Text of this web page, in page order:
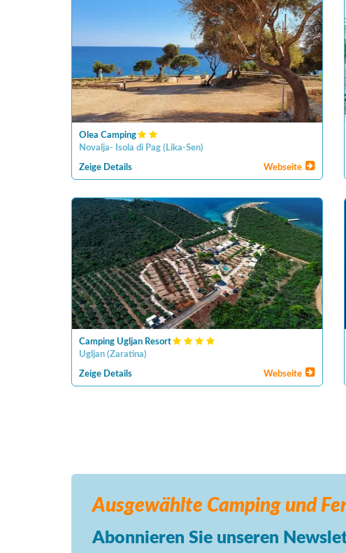
Olea Camping
Novalja- Isola di Pag ( Lika-Sen)
Zeige Details Webseite
Camping Ugljan Resort
Ugljan (Zaratina)
Zeige Details Webseite
Ausgewählte Camping und
Abonnieren Sie unseren